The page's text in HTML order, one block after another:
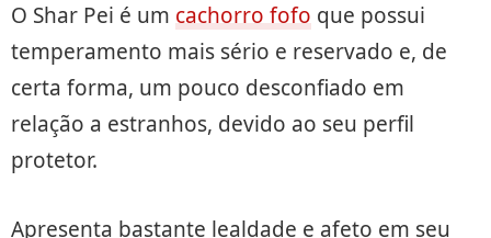
O Shar Pei é um cachorro fofo que possui
temperamento mais sério e reservado e, de
certa forma, um pouco desconfiado em
relação a estranhos, devido ao seu perfil
protetor.
Apresenta bastante lealdade e afeto em seu